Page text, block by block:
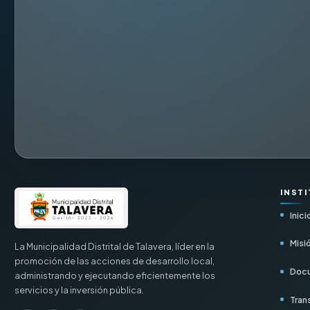
La Municipalidad Distrital de Talavera, líder en la
promoción de las acciones de desarrollo local,
administrando y ejecutando eficientemente los
servicios y la inversión pública.